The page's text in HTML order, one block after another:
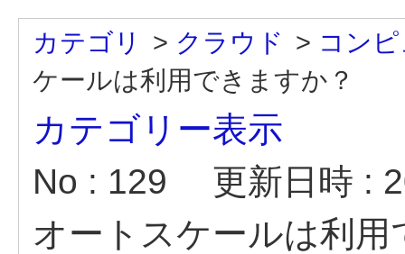
カテゴリ > クラウド > コン
ケールは利用できますか？
カテゴリー表示
No : 129
更新日時 :
オートスケールは利用